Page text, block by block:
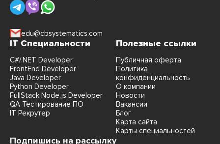
edu@cbsystematics.com
IT Специальности
C#/.NET Developer
FrontEnd Developer
Java Developer
Python Developer
FullStack Node.js Developer
QA Тестирование ПО
IT Рекрутер
Полезные ссылки
Публичная оферта
Политика
конфиденциальность
О компании
Новости
Вакансии
Блог
Карта сайта
Карты специальностей
Подпишись на рассылку